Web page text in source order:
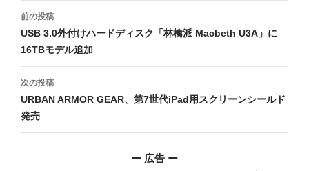
投
稿
ナ
ビ
ゲ
ー
前の投稿
USB 3.0外付けハードディスク「林檎派 Macbeth U3A」に
16TBモデル追加
次の投稿
URBAN ARMOR GEAR、第7世代iPad用スクリーンシールド
発売
ー 広告 ー